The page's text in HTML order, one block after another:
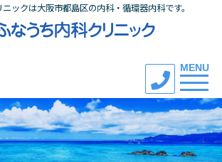
ックは大阪市都島区の内科・循環器内科です。
Toggle
MENU